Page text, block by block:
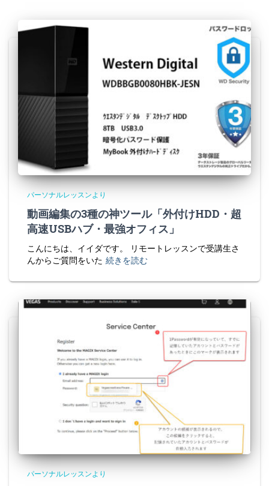
パーソナルレッスンより
動画編集の3種の神ツール「外付けHDD・超
高速USBハブ・最強オフィス」
こんにちは、イイダです。 リモートレッスンで受講生さ
んからご質問をいた 続きを読む
パーソナルレッスンより